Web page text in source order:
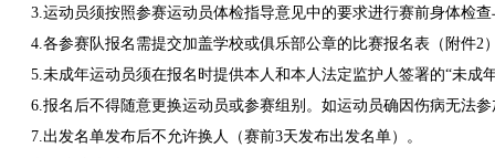
3.运动员须按照参赛运动员体检指导意见中的要求进行赛前身体检
4.各参赛队报名需提交加盖学校或俱乐部公章的比赛报名表（附件2
5.未成年运动员须在报名时提供本人和本人法定监护人签署的“未
6.报名后不得随意更换运动员或参赛组别。如运动员确因伤病无法
7.出发名单发布后不允许换人（赛前3天发布出发名单）。